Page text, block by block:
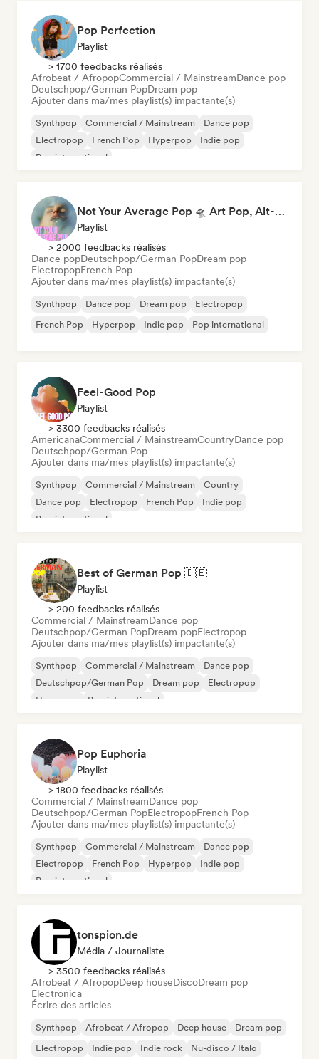
Pop Perfection
Playlist
> 1700 feedbacks réalisés
Afrobeat / AfropopCommercial / MainstreamDance pop
Deutschpop/German PopDream pop
Ajouter dans ma/mes playlist(s) impactante(s)
Synthpop Commercial / Mainstream
Dance pop
Electropop
French Pop Hyperpop
Indie pop
Pop international
Not Your Average Pop 🛸 Art Pop, Alt-Pop & Indie Pop
Playlist
> 2000 feedbacks réalisés
Dance popDeutschpop/German PopDream pop
ElectropopFrench Pop
Ajouter dans ma/mes playlist(s) impactante(s)
Synthpop Dance pop Dream pop
Electropop
French Pop
Hyperpop Indie pop Pop international
Feel-Good Pop
Playlist
> 3300 feedbacks réalisés
AmericanaCommercial / MainstreamCountryDance pop
Deutschpop/German Pop
Ajouter dans ma/mes playlist(s) impactante(s)
Synthpop Commercial / Mainstream
Country
Dance pop
Electropop French Pop
Indie pop
Pop international
Best of German Pop 🇩🇪
Playlist
> 200 feedbacks réalisés
Commercial / MainstreamDance pop
Deutschpop/German PopDream popElectropop
Ajouter dans ma/mes playlist(s) impactante(s)
Synthpop Commercial / Mainstream
Dance pop
Deutschpop/German Pop
Dream pop
Electropop
Hyperpop
Pop international
Pop Euphoria
Playlist
> 1800 feedbacks réalisés
Commercial / MainstreamDance pop
Deutschpop/German PopElectropopFrench Pop
Ajouter dans ma/mes playlist(s) impactante(s)
Synthpop Commercial / Mainstream
Dance pop
Electropop
French Pop Hyperpop
Indie pop
Pop international
tonspion.de
Média / Journaliste
> 3500 feedbacks réalisés
Afrobeat / AfropopDeep houseDiscoDream pop
Electronica
Écrire des articles
Synthpop Afrobeat / Afropop Deep house
Dream pop
Electropop
Indie pop Indie rock Nu-disco / Italo